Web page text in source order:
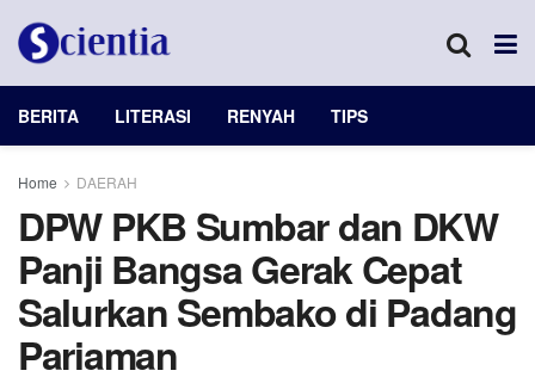
BERITA LITERASI RENYAH TIPS
Home DAERAH
DPW PKB Sumbar dan DKW
Panji Bangsa Gerak Cepat
Salurkan Sembako di Padang
Pariaman